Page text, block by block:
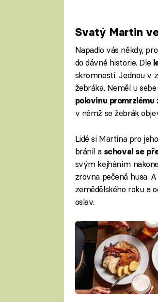
Svatý Martin
Napadlo vás někdy,
do dávné historie. Dle
skromností. Jednou v
žebráka. Neměl u
polovinu promrzlému
v němž se žebrák
Lidé si Martina pro
bránil a schoval se
svým kejháním
zrovna pečená husa.
zemědělského roku a
oslav.